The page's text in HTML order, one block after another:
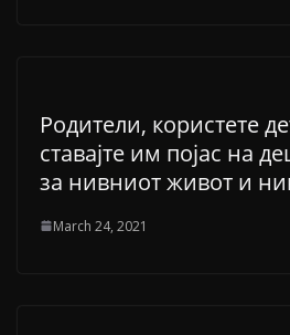
Родители, користете
ставајте им појас на
за нивниот живот и
March 24, 2021